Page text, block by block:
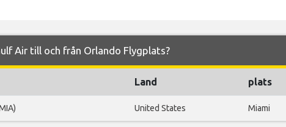
Air till och från Orlando Flygplats?
Land plats
United States Miami